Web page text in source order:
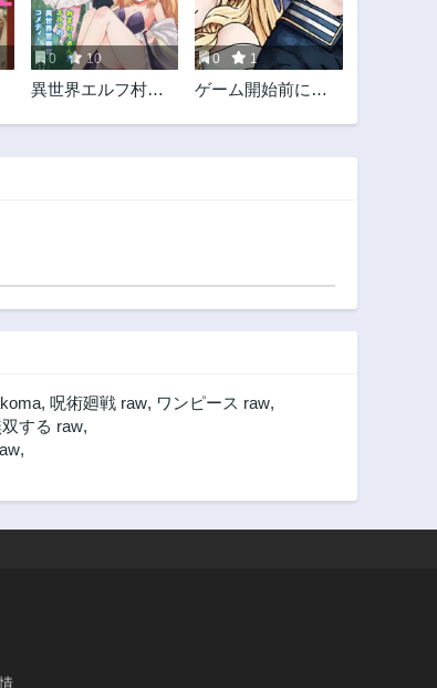
0 10
異世界エルフ村の
0 1
ゲーム開始前に死
しヒロインの妹と
化していた件～
, 呪術廻戦 raw, ワンピース raw,
する raw,
,